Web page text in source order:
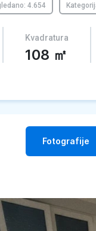
4.654
Kvadratura
108 ㎡
Fotografije